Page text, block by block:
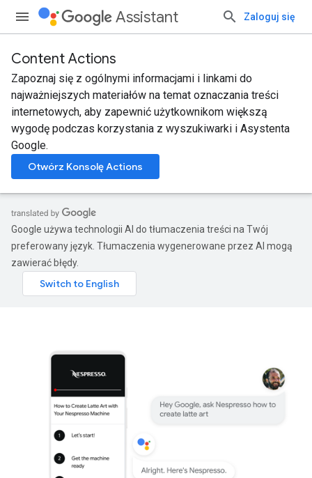
Assistant Zaloguj się
Content Actions
Zapoznaj się z ogólnymi informacjami i linkami do
najważniejszych materiałów na temat oznaczania treści
internetowych, aby zapewnić użytkownikom większą
wygodę podczas korzystania z wyszukiwarki i Asystenta
Google.
Otwórz Konsolę Actions
Google używa technologii AI do tłumaczenia treści na Twój
preferowany język. Tłumaczenia wygenerowane przez AI mogą
zawierać błędy.